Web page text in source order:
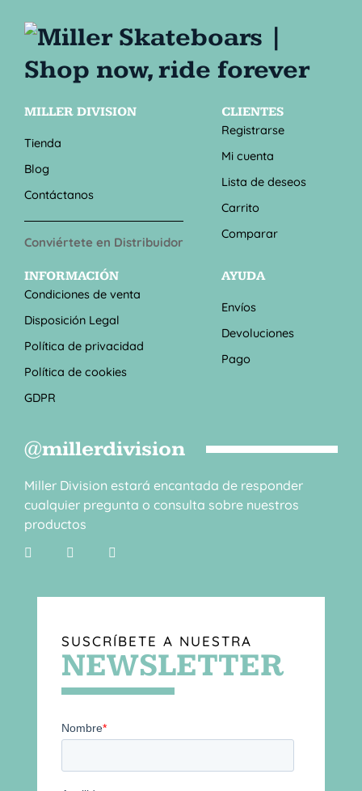
MILLER DIVISION
Tienda
Blog
Contáctanos
Conviértete en Distribuidor
CLIENTES
Registrarse
Mi cuenta
Lista de deseos
Carrito
Comparar
INFORMACIÓN
Condiciones de venta
Disposición Legal
Política de privacidad
Política de cookies
GDPR
AYUDA
Envíos
Devoluciones
Pago
@millerdivision
Miller Division estará encantada de responder
cualquier pregunta o consulta sobre nuestros
productos
SUSCRÍBETE A NUESTRA
NEWSLETTER